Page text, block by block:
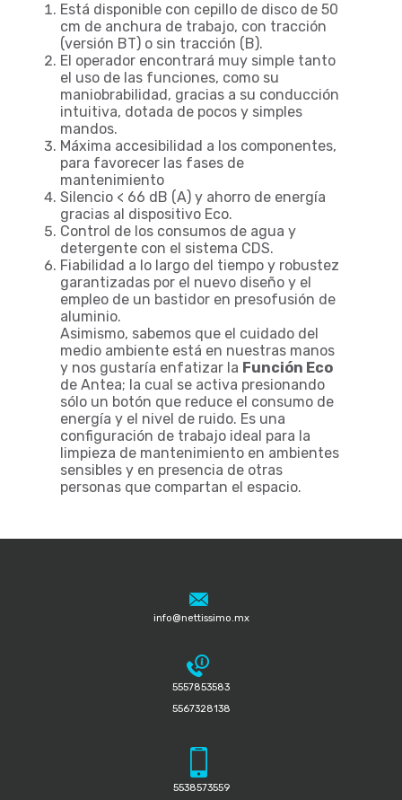
Está disponible con cepillo de disco de 50
cm de anchura de trabajo, con tracción
(versión BT) o sin tracción (B).
El operador encontrará muy simple tanto
el uso de las funciones, como su
maniobrabilidad, gracias a su conducción
intuitiva, dotada de pocos y simples
mandos.
Máxima accesibilidad a los componentes,
para favorecer las fases de
mantenimiento
Silencio < 66 dB (A) y ahorro de energía
gracias al dispositivo Eco.
Control de los consumos de agua y
detergente con el sistema CDS.
Fiabilidad a lo largo del tiempo y robustez
garantizadas por el nuevo diseño y el
empleo de un bastidor en presofusión de
aluminio.
Asimismo, sabemos que el cuidado del
medio ambiente está en nuestras manos
y nos gustaría enfatizar la Función Eco
de Antea; la cual se activa presionando
sólo un botón que reduce el consumo de
energía y el nivel de ruido. Es una
configuración de trabajo ideal para la
limpieza de mantenimiento en ambientes
sensibles y en presencia de otras
personas que compartan el espacio.
info@nettissimo.mx
5557853583
5567328138
5538573559